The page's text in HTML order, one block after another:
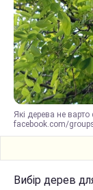
Які дерева не
facebook.com/
Вибір дерев